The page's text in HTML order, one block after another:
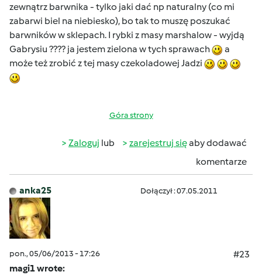
zewnątrz barwnika - tylko jaki dać np naturalny (co mi
zabarwi biel na niebiesko), bo tak to muszę poszukać
barwników w sklepach. I rybki z masy marshalow - wyjdą
Gabrysiu ???? ja jestem zielona w tych sprawach
a
może też zrobić z tej masy czekoladowej Jadzi
Góra strony
Zaloguj lub zarejestruj sięaby dodawać
komentarze
anka25 Dołączył : 07.05.2011
pon., 05/06/2013 - 17:26
#23
magi1 wrote: